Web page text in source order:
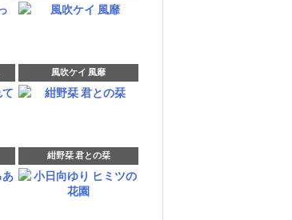
風吹ケイ 風靡
紺野栞 君との栞